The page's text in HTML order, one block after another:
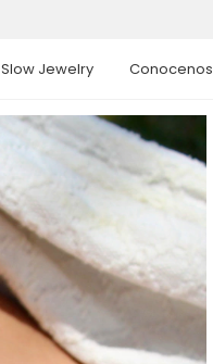
Slow Jewelry Conocenos